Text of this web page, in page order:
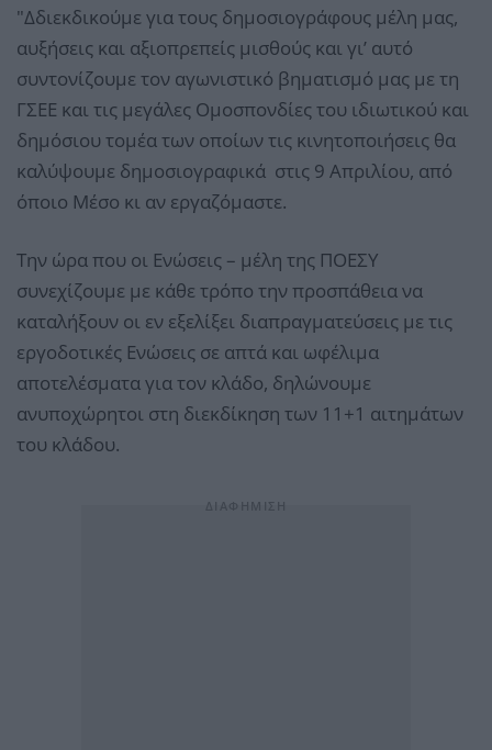
"Δδιεκδικούμε για τους δημοσιογράφους μέλη μας,
αυξήσεις και αξιοπρεπείς μισθούς και γι’ αυτό
συντονίζουμε τον αγωνιστικό βηματισμό μας με τη
ΓΣΕΕ και τις μεγάλες Ομοσπονδίες του ιδιωτικού και
δημόσιου τομέα των οποίων τις κινητοποιήσεις θα
καλύψουμε δημοσιογραφικά στις 9 Απριλίου, από
όποιο Μέσο κι αν εργαζόμαστε.
Την ώρα που οι Ενώσεις – μέλη της ΠΟΕΣΥ
συνεχίζουμε με κάθε τρόπο την προσπάθεια να
καταλήξουν οι εν εξελίξει διαπραγματεύσεις με τις
εργοδοτικές Ενώσεις σε απτά και ωφέλιμα
αποτελέσματα για τον κλάδο, δηλώνουμε
ανυποχώρητοι στη διεκδίκηση των 11+1 αιτημάτων
του κλάδου.